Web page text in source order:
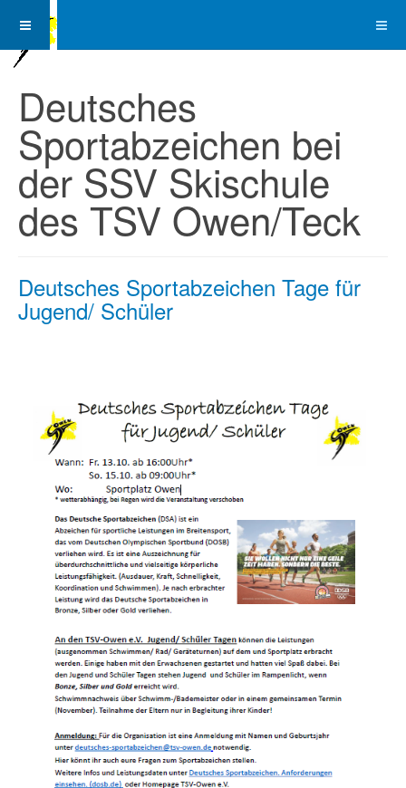
Deutsches
Sportabzeichen bei
der SSV Skischule
des TSV Owen/Teck
Deutsches Sportabzeichen Tage für
Jugend/ Schüler